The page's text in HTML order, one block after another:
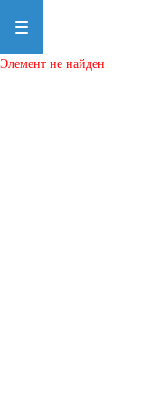
Элемент не найден